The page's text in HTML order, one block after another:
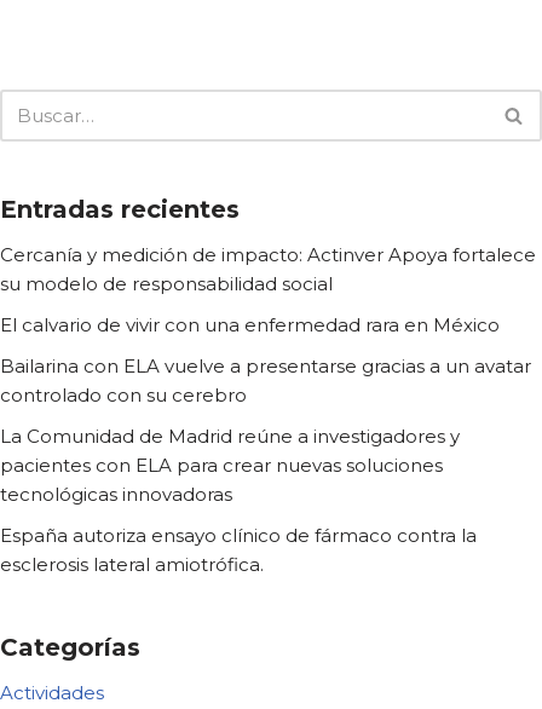
Entradas recientes
Cercanía y medición de impacto: Actinver Apoya fortalece
su modelo de responsabilidad social
El calvario de vivir con una enfermedad rara en México
Bailarina con ELA vuelve a presentarse gracias a un avatar
controlado con su cerebro
La Comunidad de Madrid reúne a investigadores y
pacientes con ELA para crear nuevas soluciones
tecnológicas innovadoras
España autoriza ensayo clínico de fármaco contra la
esclerosis lateral amiotrófica.
Categorías
Actividades